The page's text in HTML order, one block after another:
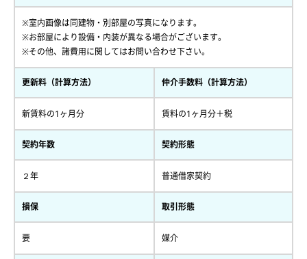
※室内画像は同建物・別部屋の写真になります。
※お部屋により設備・内装が異なる場合がございます。
※その他、諸費用に関してはお問い合わせ下さい。
更新料（計算方法）
新賃料の1ヶ月分
仲介手数料（計算方法）
賃料の1ヶ月分＋税
契約年数
２年
契約形態
普通借家契約
損保
要
取引形態
媒介